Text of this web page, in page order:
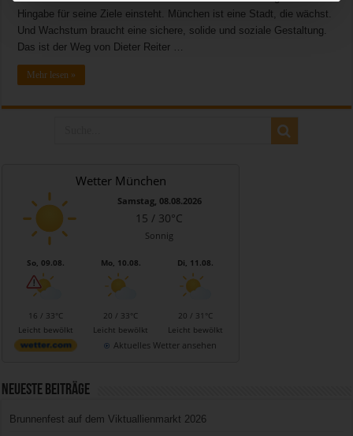
Hingabe für seine Ziele einsteht. München ist eine Stadt, die wächst.
Und Wachstum braucht eine sichere, solide und soziale Gestaltung.
Das ist der Weg von Dieter Reiter …
Mehr lesen »
Wetter München
Samstag, 08.08.2026
15 / 30°C
Sonnig
So, 09.08.
16 / 33°C
Leicht bewölkt
Mo, 10.08.
20 / 33°C
Leicht bewölkt
Di, 11.08.
20 / 31°C
Leicht bewölkt
Aktuelles Wetter ansehen
Neueste Beiträge
Brunnenfest auf dem Viktuallienmarkt 2026